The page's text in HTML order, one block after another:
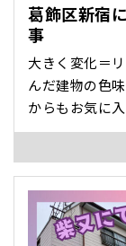
葛飾区新宿
事
大きく変化＝リ
んだ建物の色
からもお気に
ができます♪ 大きな劣化が見られる前にメンテナンス
をすることで